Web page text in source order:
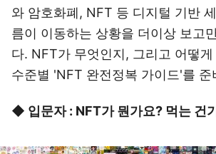
와 암호화폐, NFT 등 디지털 기반
름이 이동하는 상황을 더이상 보고
다. NFT가 무엇인지, 그리고 어떻게
수준별 'NFT 완전정복 가이드'를 준
◆ 입문자 : NFT가 뭔가요? 먹는 건